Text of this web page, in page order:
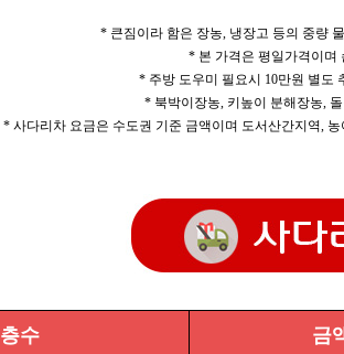
* 큰짐이라 함은 장농, 냉장고 등의 중량
* 본 가격은 평일가격이며
* 주방 도우미 필요시 10만원 별도
* 북박이장농, 키높이 분해장농,
* 사다리차 요금은 수도권 기준 금액이며 도서산간지역,
층수 금